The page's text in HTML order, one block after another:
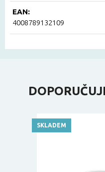
EAN:
4008789132109
SKLADEM